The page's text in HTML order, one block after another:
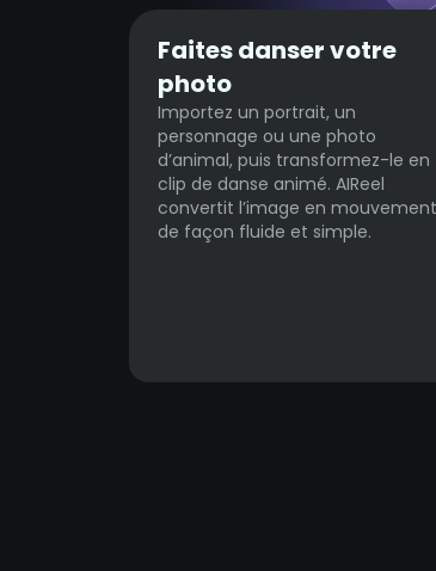
Faites danser votre
photo
Importez un portrait, un
personnage ou une photo
d’animal, puis transformez-le en
clip de danse animé. AIReel
convertit l’image en mouvement
de façon fluide et simple.